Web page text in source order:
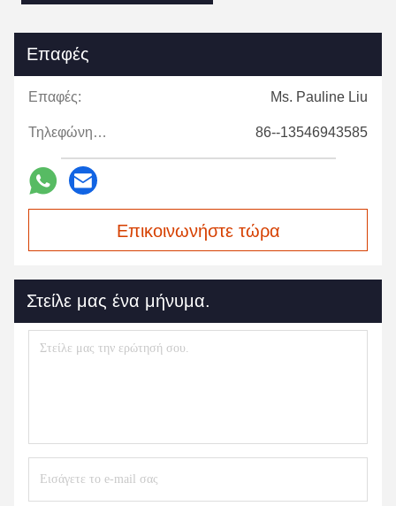
Επαφές
Επαφές: Ms. Pauline Liu
Τηλεφώνημα: 86--13546943585
Επικοινωνήστε τώρα
Στείλε μας ένα μήνυμα.